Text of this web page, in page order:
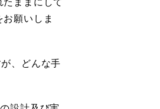
願いしま
、どんな手